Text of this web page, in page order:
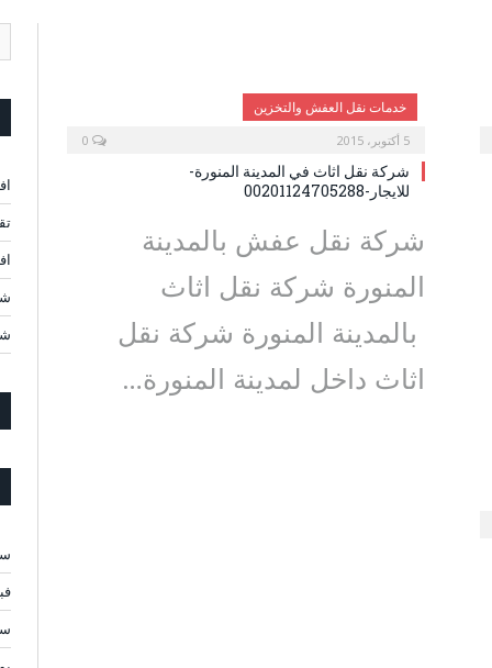
خدمات نقل العفش والتخزين
5 أكتوبر، 2015
شركة نقل اثاث في المدينة المنورة-
للايجار-00201124705288
شركة نقل عفش بالمدينة
المنورة شركة نقل اثاث
بالمدينة المنورة شركة نقل
اثاث داخل لمدينة المنورة…
افضل 10